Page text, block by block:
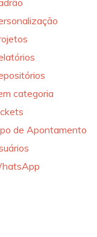
categoria
de Apontamento